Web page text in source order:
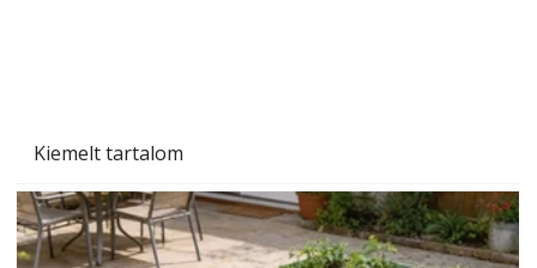
Kiemelt tartalom